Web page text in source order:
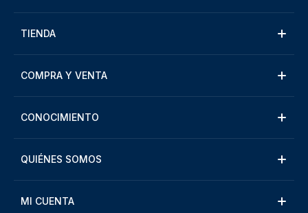
TIENDA
COMPRA Y VENTA
CONOCIMIENTO
QUIÉNES SOMOS
MI CUENTA